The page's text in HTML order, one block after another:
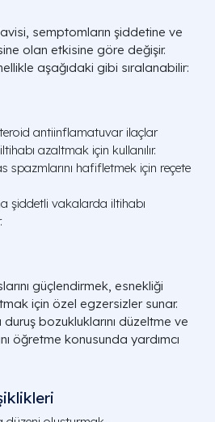
semptomların şiddetine ve
olan etkisine göre değişir.
aşağıdaki gibi sıralanabilir:
antiinflamatuvar ilaçlar
azaltmak için kullanılır.
spazmlarını hafifletmek için reçete
şiddetli vakalarda iltihabı
güçlendirmek, esnekliği
için özel egzersizler sunar.
bozukluklarını düzeltme ve
öğretme konusunda yardımcı